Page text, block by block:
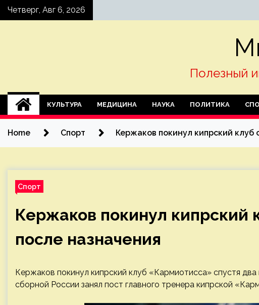
SkipЧетверг, Авг 6, 2026
Полезный
КУЛЬТУРА МЕДИЦИНА НАУКА ПОЛИТИКА
Home Спорт Кержаков покинул кипрский клуб
Спорт
Кержаков покинул кипрский
после назначения
Кержаков покинул кипрский клуб «Кармиотисса» спустя два
сборной России занял пост главного тренера кипрской